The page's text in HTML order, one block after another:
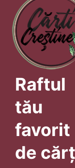
Raftul
tău
favorit
de